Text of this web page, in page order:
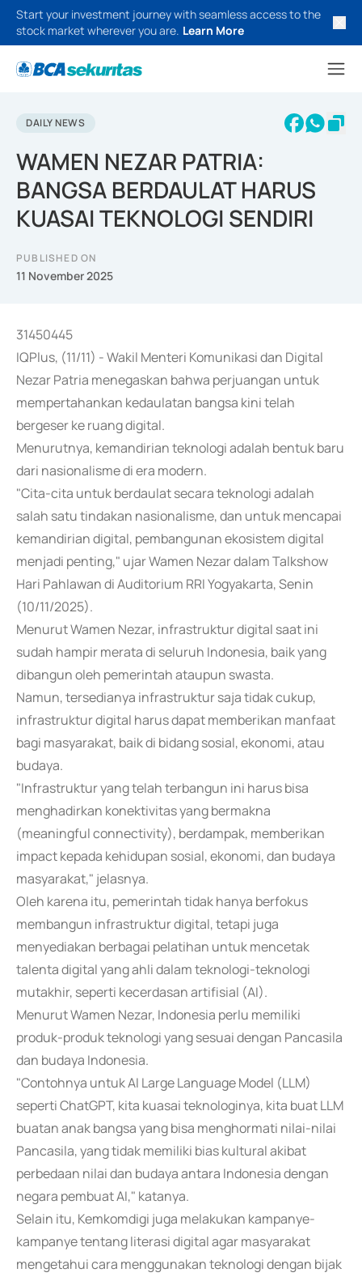
Start your investment journey with seamless access to the
stock market wherever you are. Learn More
DAILY NEWS
WAMEN NEZAR PATRIA:
BANGSA BERDAULAT HARUS
KUASAI TEKNOLOGI SENDIRI
PUBLISHED ON
11 November 2025
31450445
IQPlus, (11/11) - Wakil Menteri Komunikasi dan Digital
Nezar Patria menegaskan bahwa perjuangan untuk
mempertahankan kedaulatan bangsa kini telah
bergeser ke ruang digital.
Menurutnya, kemandirian teknologi adalah bentuk baru
dari nasionalisme di era modern.
"Cita-cita untuk berdaulat secara teknologi adalah
salah satu tindakan nasionalisme, dan untuk mencapai
kemandirian digital, pembangunan ekosistem digital
menjadi penting," ujar Wamen Nezar dalam Talkshow
Hari Pahlawan di Auditorium RRI Yogyakarta, Senin
(10/11/2025).
Menurut Wamen Nezar, infrastruktur digital saat ini
sudah hampir merata di seluruh Indonesia, baik yang
dibangun oleh pemerintah ataupun swasta.
Namun, tersedianya infrastruktur saja tidak cukup,
infrastruktur digital harus dapat memberikan manfaat
bagi masyarakat, baik di bidang sosial, ekonomi, atau
budaya.
"Infrastruktur yang telah terbangun ini harus bisa
menghadirkan konektivitas yang bermakna
(meaningful connectivity), berdampak, memberikan
impact kepada kehidupan sosial, ekonomi, dan budaya
masyarakat," jelasnya.
Oleh karena itu, pemerintah tidak hanya berfokus
membangun infrastruktur digital, tetapi juga
menyediakan berbagai pelatihan untuk mencetak
talenta digital yang ahli dalam teknologi-teknologi
mutakhir, seperti kecerdasan artifisial (AI).
Menurut Wamen Nezar, Indonesia perlu memiliki
produk-produk teknologi yang sesuai dengan Pancasila
dan budaya Indonesia.
"Contohnya untuk AI Large Language Model (LLM)
seperti ChatGPT, kita kuasai teknologinya, kita buat LLM
buatan anak bangsa yang bisa menghormati nilai-nilai
Pancasila, yang tidak memiliki bias kultural akibat
perbedaan nilai dan budaya antara Indonesia dengan
negara pembuat AI," katanya.
Selain itu, Kemkomdigi juga melakukan kampanye-
kampanye tentang literasi digital agar masyarakat
mengetahui cara menggunakan teknologi dengan bijak